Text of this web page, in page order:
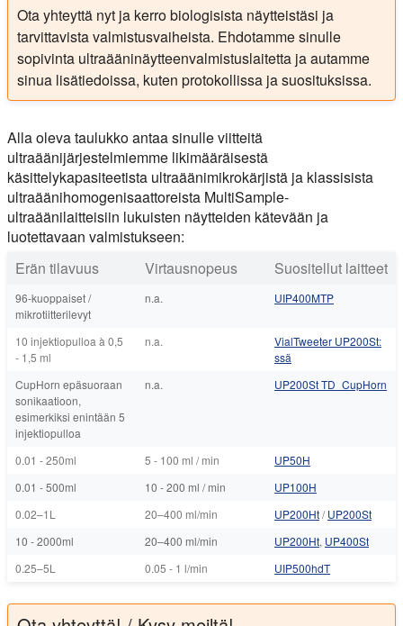
Ota yhteyttä nyt ja kerro biologisista näytteistäsi ja
tarvittavista valmistusvaiheista. Ehdotamme sinulle
sopivinta ultraääninäytteenvalmistuslaitetta ja autamme
sinua lisätiedoissa, kuten protokollissa ja suosituksissa.
Alla oleva taulukko antaa sinulle viitteitä
ultraäänijärjestelmiemme likimääräisestä
käsittelykapasiteetista ultraäänimikrokärjistä ja klassisista
ultraäänihomogenisaattoreista MultiSample-
ultraäänilaitteisiin lukuisten näytteiden kätevään ja
luotettavaan valmistukseen:
Erän tilavuus
Virtausnopeus Suositellut laitteet
96-kuoppaiset /
mikrotiitterilevyt
n.a. UIP400MTP
10 injektiopulloa à 0,5
- 1,5 ml
n.a.
VialTweeter UP200St:
ssä
CupHorn epäsuoraan
sonikaatioon,
esimerkiksi enintään 5
injektiopulloa
n.a. UP200St TD_CupHorn
0.01 - 250ml 5 - 100 ml / min
UP50H
0.01 - 500ml
10 - 200 ml / min
UP100H
0.02–1L
20–400 ml/min UP200Ht/UP200St
10 - 2000ml
20–400 ml/min UP200Ht, UP400St
0.25–5L
0.05 - 1 l/min UIP500hdT